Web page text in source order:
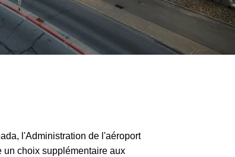
l'Administration de l'aéroport
un choix supplémentaire aux